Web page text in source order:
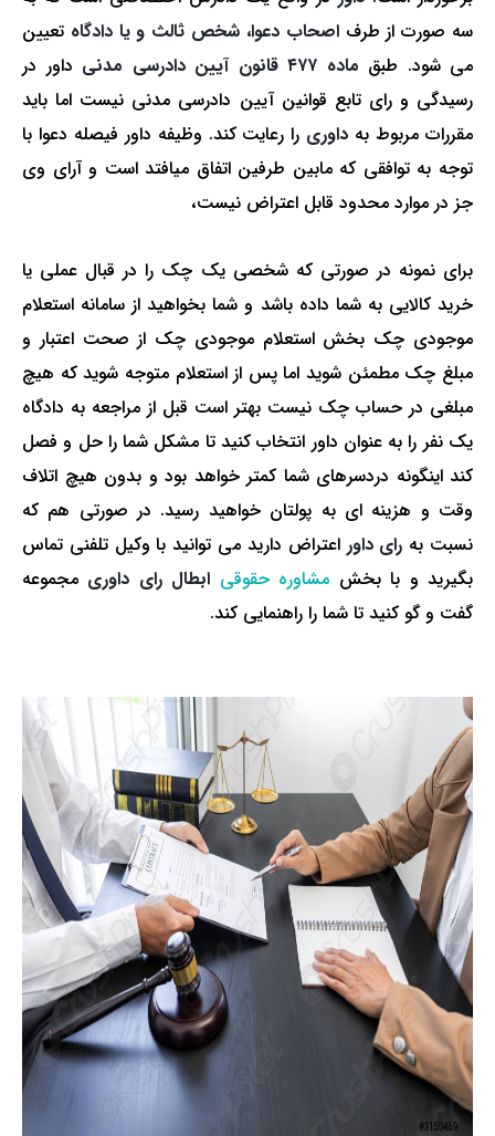
سه صورت از طرفاصحاب دعوا، شخص ثالث و یا دادگاه تعیین
می­ شود. طبق ماده ۴۷۷ قانون آیین دادرسی مدنی
داور در
رسیدگی و رای تابع قوانین آیین دادرسی مدنی نیست اما باید
مقررات مربوط به داوری را رعایت کند. وظیفه داور فیصله دعوا با
توجه به توافقی که مابین طرفین اتفاق می­افتد است و آرای وی
جز در موارد محدود قابل اعتراض نیست،
برای نمونه در صورتی که شخصی یک چک را در قبال عملی یا
خرید کالایی به شما داده باشد و شما بخواهید از سامانه استعلام
موجودی چک بخش استعلام موجودی چک از صحت اعتبار و
مبلغ چک مطمئن شوید اما پس از استعلام متوجه شوید که هیچ
مبلغی در حساب چک نیست بهتر است قبل از مراجعه به دادگاه
یک نفر را به عنوان داور انتخاب کنید تا مشکل شما را حل و فصل
کند اینگونه دردسرهای شما کمتر خواهد بود و بدون هیچ اتلاف
وقت و هزینه ای به پولتان خواهید رسید. در صورتی هم که
نسبت به رای داوراعتراض دارید می ­توانید با وکیل تلفنی تماس
بگیرید و با بخش مشاوره حقوقی ابطال رای داوری مجموعه
گفت و گو کنید تا شما را راهنمایی کند.